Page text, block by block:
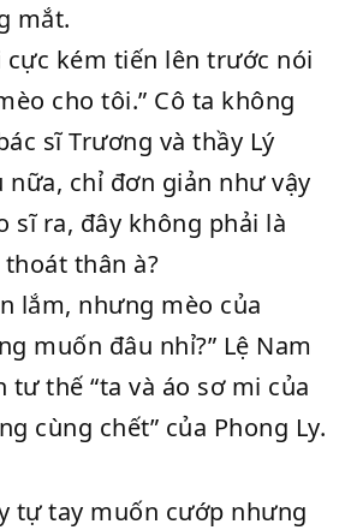
mắt.
cực kém tiến lên trước nói
cho tôi.” Cô ta không
sĩ Trương và thầy Lý
nữa, chỉ đơn giản như vậy
sĩ ra, đây không phải là
thân à?
lắm, nhưng mèo của
muốn đâu nhỉ?” Lệ Nam
thế “ta và áo sơ mi của
cùng chết” của Phong Ly.
tự tay muốn cướp nhưng